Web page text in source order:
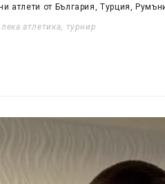
атлети от България, Турция,
лека атлетика, турнир